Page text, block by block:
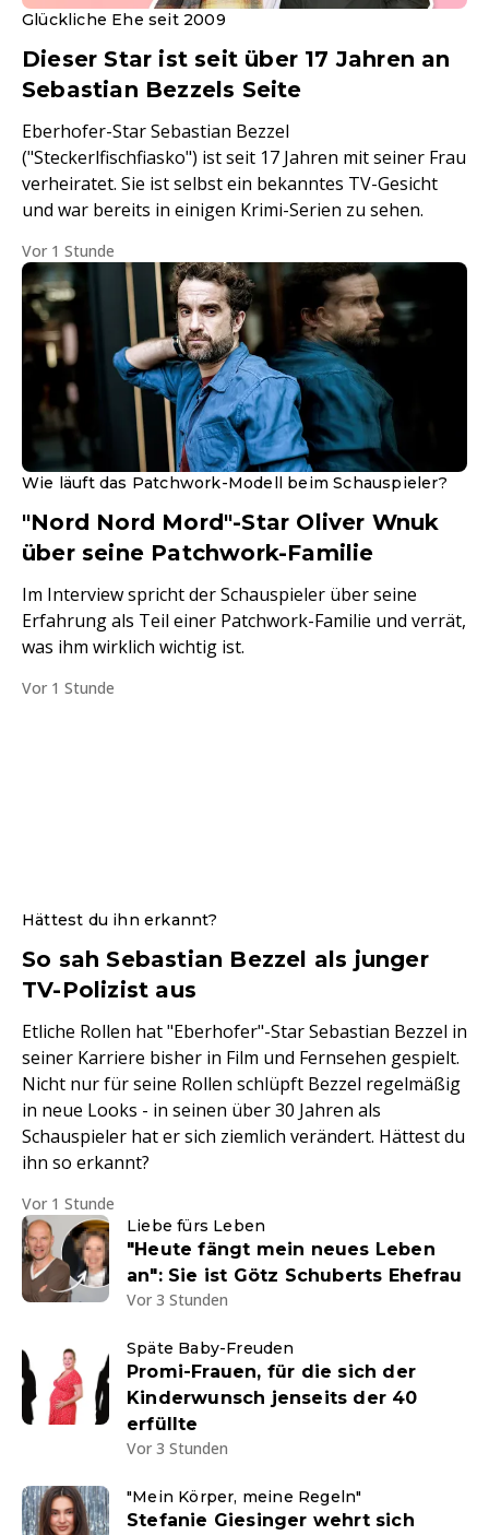
Glückliche Ehe seit 2009
Dieser Star ist seit über 17 Jahren an
Sebastian Bezzels Seite
Eberhofer-Star Sebastian Bezzel
("Steckerlfischfiasko") ist seit 17 Jahren mit seiner Frau
verheiratet. Sie ist selbst ein bekanntes TV-Gesicht
und war bereits in einigen Krimi-Serien zu sehen.
Vor 1 Stunde
Wie läuft das Patchwork-Modell beim Schauspieler?
"Nord Nord Mord"-Star Oliver Wnuk
über seine Patchwork-Familie
Im Interview spricht der Schauspieler über seine
Erfahrung als Teil einer Patchwork-Familie und verrät,
was ihm wirklich wichtig ist.
Vor 1 Stunde
Hättest du ihn erkannt?
So sah Sebastian Bezzel als junger
TV-Polizist aus
Etliche Rollen hat "Eberhofer"-Star Sebastian Bezzel in
seiner Karriere bisher in Film und Fernsehen gespielt.
Nicht nur für seine Rollen schlüpft Bezzel regelmäßig
in neue Looks - in seinen über 30 Jahren als
Schauspieler hat er sich ziemlich verändert. Hättest du
ihn so erkannt?
Vor 1 Stunde
Liebe fürs Leben
"Heute fängt mein neues Leben
an": Sie ist Götz Schuberts Ehefrau
Vor 3 Stunden
Späte Baby-Freuden
Promi-Frauen, für die sich der
Kinderwunsch jenseits der 40
erfüllte
Vor 3 Stunden
"Mein Körper, meine Regeln"
Stefanie Giesinger wehrt sich